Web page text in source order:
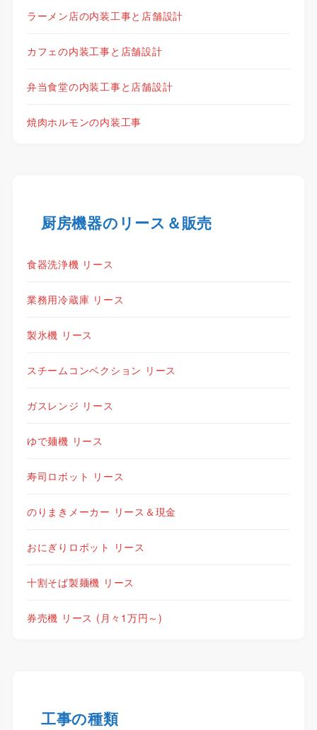
ラーメン店の内装工事と店舗設計
カフェの内装工事と店舗設計
弁当食堂の内装工事と店舗設計
焼肉ホルモンの内装工事
厨房機器のリース＆販売
食器洗浄機 リース
業務用冷蔵庫 リース
製氷機 リース
スチームコンベクション リース
ガスレンジ リース
ゆで麺機 リース
寿司ロボット リース
のりまきメーカー リース＆現金
おにぎりロボット リース
十割そば製麺機 リース
券売機 リース (月々1万円～)
工事の種類